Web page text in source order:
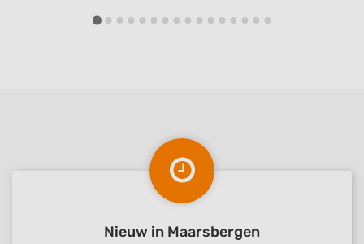
Nieuw in Maarsbergen